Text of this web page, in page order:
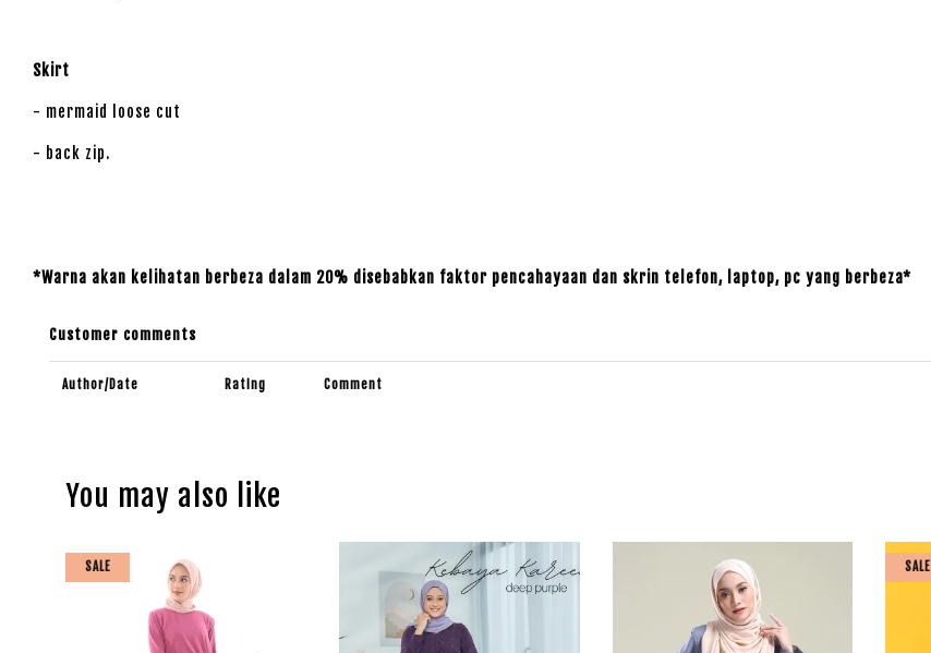
Skirt
- mermaid loose cut
- back zip.
*Warna akan kelihatan berbeza dalam 20% disebabkan faktor pencahayaan dan skrin telefon, laptop, pc yang berbeza*
Customer comments
Author/Date Rating Comment
You may also like
SALE SALE